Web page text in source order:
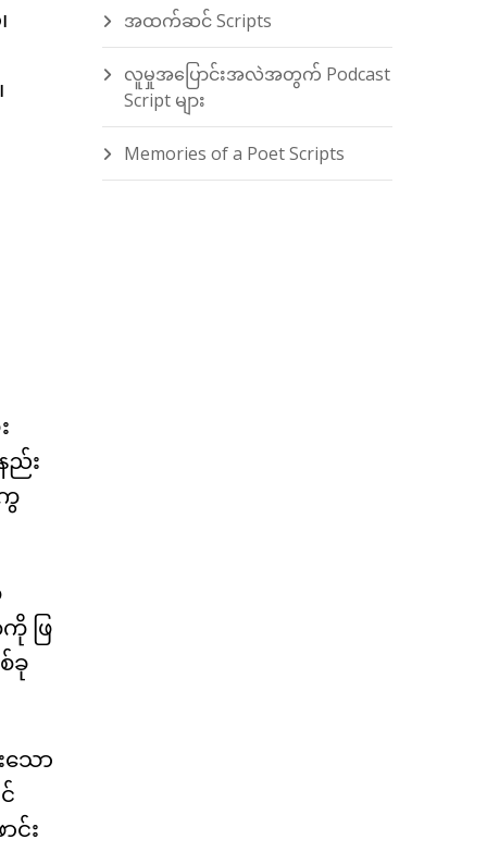
ည်း
ဖြ
ခု
သော
င်း
အထက်ဆင် Scripts
လူမှုအပြောင်းအလဲအတွက် Podcast
Script များ
Memories of a Poet Scripts